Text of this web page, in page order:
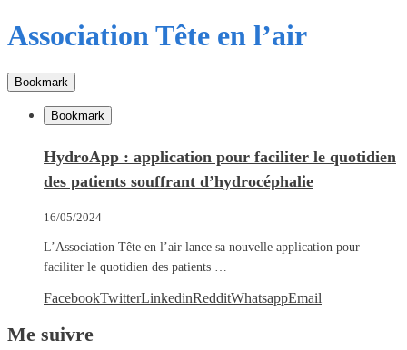
Association Tête en l’air
Bookmark
Bookmark
HydroApp : application pour faciliter le quotidien
des patients souffrant d’hydrocéphalie
16/05/2024
L’Association Tête en l’air lance sa nouvelle application pour
faciliter le quotidien des patients …
FacebookTwitterLinkedinRedditWhatsappEmail
Me suivre